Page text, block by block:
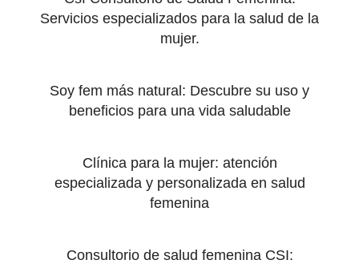
Servicios especializados para la salud de la
mujer.
Soy fem más natural: Descubre su uso y
beneficios para una vida saludable
Clínica para la mujer: atención
especializada y personalizada en salud
femenina
Consultorio de salud femenina CSI: